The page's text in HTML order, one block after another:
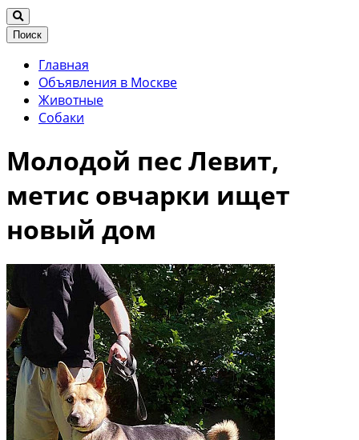
Поиск
Главная
Объявления в Москве
Животные
Собаки
Молодой пес Левит,
метис овчарки ищeт
новый дoм